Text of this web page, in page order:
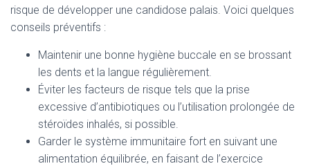
risque de développer une candidose palais. Voici quelques
conseils préventifs :
Maintenir une bonne hygiène buccale en se brossant
les dents et la langue régulièrement.
Éviter les facteurs de risque tels que la prise
excessive d’antibiotiques ou l’utilisation prolongée de
stéroïdes inhalés, si possible.
Garder le système immunitaire fort en suivant une
alimentation équilibrée, en faisant de l’exercice